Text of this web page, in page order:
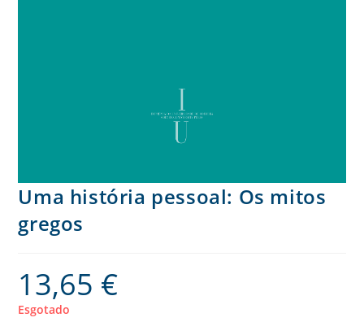
Uma história pessoal: Os mitos
gregos
13,65 €
Esgotado